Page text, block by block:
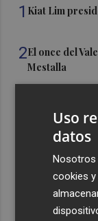
1 Kiat Lim
2El once del
Mestalla
el día del
queremos ver
Ocho
movilizan en
Uso
datos
cookies